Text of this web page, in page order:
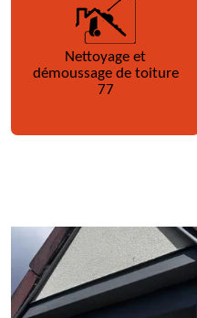
Nettoyage et
démoussage de toiture
77